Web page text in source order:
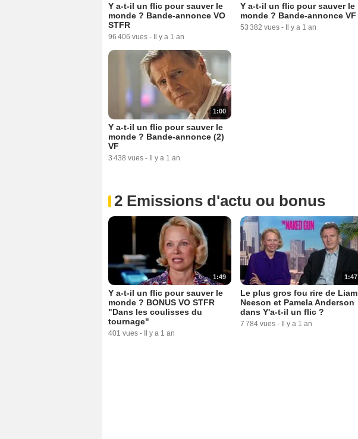
Y a-t-il un flic pour sauver le
monde ? Bande-annonce VO
STFR
96 406 vues - Il y a 1 an
Y a-t-il un flic pour sauver le
monde ? Bande-annonce VF
53 382 vues - Il y a 1 an
1:00
Y a-t-il un flic pour sauver le
monde ? Bande-annonce (2)
VF
3 438 vues - Il y a 1 an
2 Emissions d'actu ou bonus
1:49
Y a-t-il un flic pour sauver le
monde ? BONUS VO STFR
"Dans les coulisses du
tournage"
401 vues - Il y a 1 an
1:47
Le plus gros fou rire de Liam
Neeson et Pamela Anderson
dans Y'a-t-il un flic ?
7 784 vues - Il y a 1 an